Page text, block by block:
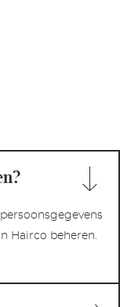
Hairco beheren.